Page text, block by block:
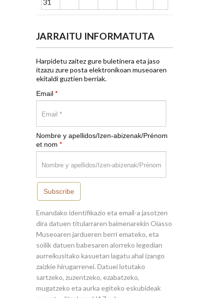
JARRAITU INFORMATUTA
Harpidetu zaitez gure buletinera eta jaso
itzazu zure posta elektronikoan museoaren
ekitaldi guztien berriak.
Email *
Nombre y apellidos/Izen-abizenak/Prénom
et nom *
Subscribe
Emandako identifikazio eta email-a jasotzen
dira datuen titularraren baimenarekin Oiasso
Museoaren jardueren berri emateko, eta
soilik datuen babesaren alorreko legedian
aurreikusitako kasuetan lagatu ahal izango
zaizkie hirugarrenei. Datuei lotutako
sartzeko, zuzentzeko, ezabatzeko,
mugatzeko eta aurka egiteko eskubideak